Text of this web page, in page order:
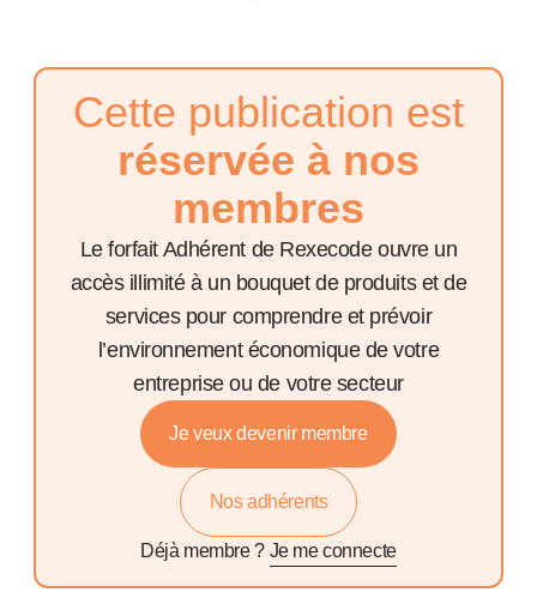
Cette publication est
réservée à nos
membres
Le forfait Adhérent de Rexecode ouvre un
accès illimité à un bouquet de produits et de
services pour comprendre et prévoir
l’environnement économique de votre
entreprise ou de votre secteur
Je veux devenir membre
Nos adhérents
Déjà membre ? Je me connecte